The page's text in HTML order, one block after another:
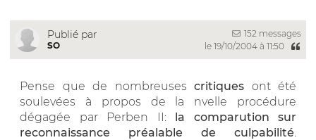
Publié par
SO
152 messages
le 19/10/2004 à 11:50
Pense que de nombreuses critiques ont été
soulevées à propos de la nvelle procédure
dégagée par Perben II: la comparution sur
reconnaissance préalable de culpabilité